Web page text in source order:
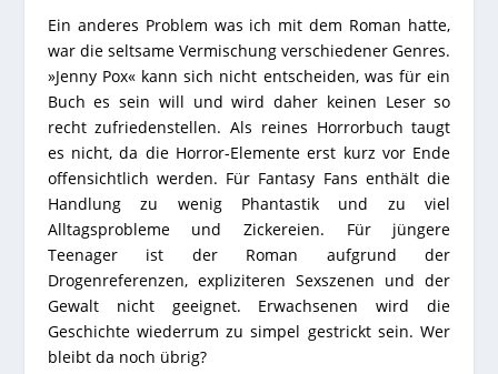
Ein anderes Problem was ich mit dem Roman hatte,
war die seltsame Vermischung verschiedener Genres.
»Jenny Pox« kann sich nicht entscheiden, was für ein
Buch es sein will und wird daher keinen Leser so
recht zufriedenstellen. Als reines Horrorbuch taugt
es nicht, da die Horror-Elemente erst kurz vor Ende
offensichtlich werden. Für Fantasy Fans enthält die
Handlung zu wenig Phantastik und zu viel
Alltagsprobleme und Zickereien. Für jüngere
Teenager ist der Roman aufgrund der
Drogenreferenzen, expliziteren Sexszenen und der
Gewalt nicht geeignet. Erwachsenen wird die
Geschichte wiederrum zu simpel gestrickt sein. Wer
bleibt da noch übrig?